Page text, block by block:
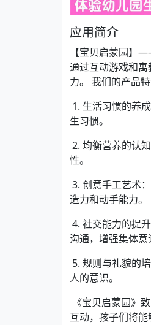
应用简介
【宝贝启蒙园】
通过互动游戏和
力。 我们的产品特
1. 生活习惯的养
生习惯。
2. 均衡营养的认
性。
3. 创意手工艺术
造力和动手能力。
4. 社交能力的提
沟通，增强集体意
5. 规则与礼貌的
人的意识。
《宝贝启蒙园》
互动，孩子们将